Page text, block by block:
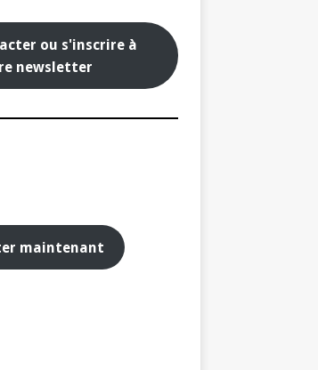
ou s'inscrire à
newsletter
maintenant